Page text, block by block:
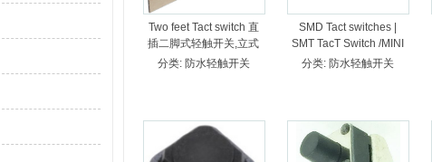
Two feet Tact switch 直
插二脚式轻触开关,立式
两脚式轻触开关/2脚迷你
分类: 防水轻触开关
SMD Tact switches |
SMT TacT Switch /MINI
TACT SWITCH / TDA-
分类: 防水轻触开关